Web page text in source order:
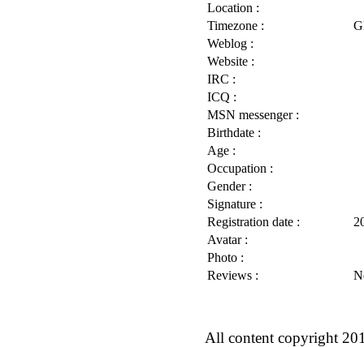
Location :
Timezone :
Weblog :
Website :
IRC :
ICQ :
MSN messenger :
Birthdate :
Age :
Occupation :
Gender :
Signature :
Registration date :
Avatar :
Photo :
Reviews :
All content copyright